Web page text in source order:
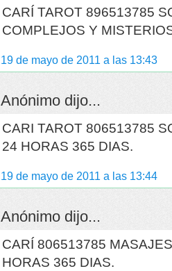
CARÍ TAROT 896513785
COMPLEJOS Y
19 de mayo de 2011 a las 13:43
Anónimo dijo...
CARI TAROT 806513785
24 HORAS 365 DIAS.
19 de mayo de 2011 a las 13:44
Anónimo dijo...
CARÍ 806513785
HORAS 365 DIAS.